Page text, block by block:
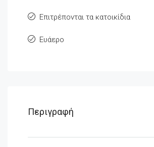
Επιτρέπονται τα κατοικίδια
Ευάερο
Περιγραφή